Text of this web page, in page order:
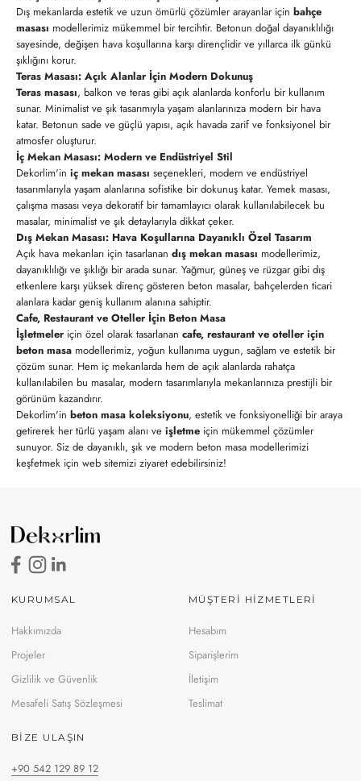
Dış mekanlarda estetik ve uzun ömürlü çözümler arayanlar için bahçe
masası modellerimiz mükemmel bir tercihtir. Betonun doğal dayanıklılığı
sayesinde, değişen hava koşullarına karşı dirençlidir ve yıllarca ilk günkü
şıklığını korur.
Teras Masası: Açık Alanlar İçin Modern Dokunuş
Teras masası, balkon ve teras gibi açık alanlarda konforlu bir kullanım
sunar. Minimalist ve şık tasarımıyla yaşam alanlarınıza modern bir hava
katar. Betonun sade ve güçlü yapısı, açık havada zarif ve fonksiyonel bir
atmosfer oluşturur.
İç Mekan Masası: Modern ve Endüstriyel Stil
Dekorlim'in iç mekan masası seçenekleri, modern ve endüstriyel
tasarımlarıyla yaşam alanlarına sofistike bir dokunuş katar. Yemek masası,
çalışma masası veya dekoratif bir tamamlayıcı olarak kullanılabilecek bu
masalar, minimalist ve şık detaylarıyla dikkat çeker.
Dış Mekan Masası: Hava Koşullarına Dayanıklı Özel Tasarım
Açık hava mekanları için tasarlanan dış mekan masası modellerimiz,
dayanıklılığı ve şıklığı bir arada sunar. Yağmur, güneş ve rüzgar gibi dış
etkenlere karşı yüksek direnç gösteren beton masalar, bahçelerden ticari
alanlara kadar geniş kullanım alanına sahiptir.
Cafe, Restaurant ve Oteller İçin Beton Masa
İşletmeleriçin özel olarak tasarlanan cafe, restaurant ve oteller için
beton masa modellerimiz, yoğun kullanıma uygun, sağlam ve estetik bir
çözüm sunar. Hem iç mekanlarda hem de açık alanlarda rahatça
kullanılabilen bu masalar, modern tasarımlarıyla mekanlarınıza prestijli bir
görünüm kazandırır.
Dekorlim'in beton masa koleksiyonu, estetik ve fonksiyonelliği bir araya
getirerek her türlü yaşam alanı ve işletme için mükemmel çözümler
sunuyor. Siz de dayanıklı, şık ve modern beton masa modellerimizi
keşfetmek için web sitemizi ziyaret edebilirsiniz!
KURUMSAL
Hakkımızda
Projeler
Gizlilik ve Güvenlik
Mesafeli Satış Sözleşmesi
MÜŞTERİ HİZMETLERİ
Hesabım
Siparişlerim
İletişim
Teslimat
BIZE ULAŞIN
+90 542 129 89 12